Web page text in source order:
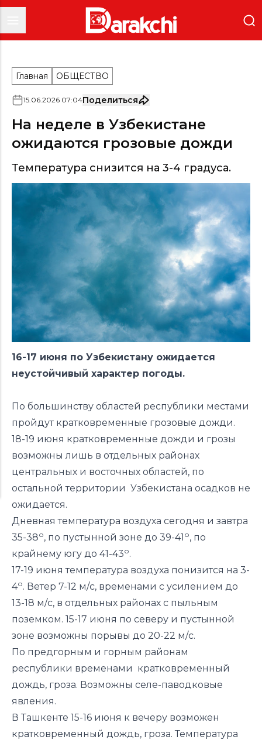
Главная ОБЩЕСТВО
15.06.2026 07:04Поделиться
На неделе в Узбекистане
ожидаются грозовые дожди
Температура снизится на 3-4 градуса.
16-17 июня по Узбекистану ожидается
неустойчивый характер погоды.
По большинству областей республики местами
пройдут кратковременные грозовые дожди.
18-19 июня кратковременные дожди и грозы
возможны лишь в отдельных районах
центральных и восточных областей, по
остальной территории Узбекистана осадков не
ожидается.
Дневная температура воздуха сегодня и завтра
35-38о, по пустынной зоне до 39-41 о, по
крайнему югу до 41-43о.
17-19 июня температура воздуха понизится на 3-
4о. Ветер 7-12 м/с, временами с усилением до
13-18 м/с, в отдельных районах с пыльным
поземком. 15-17 июня по северу и пустынной
зоне возможны порывы до 20-22 м/с.
По предгорным и горным районам
республики временами кратковременный
дождь, гроза. Возможны селе-паводковые
явления.
В Ташкенте 15-16 июня к вечеру возможен
кратковременный дождь, гроза. Температура